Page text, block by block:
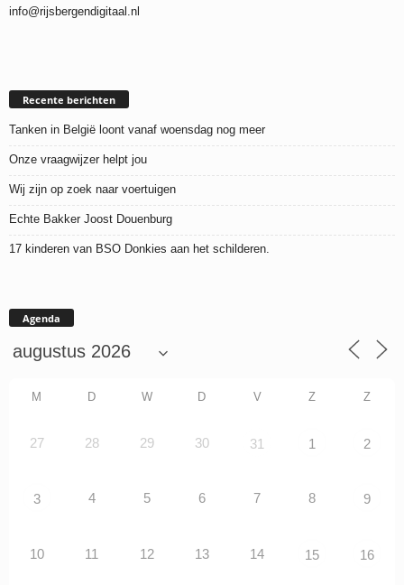
info@rijsbergendigitaal.nl
Recente berichten
Tanken in België loont vanaf woensdag nog meer
Onze vraagwijzer helpt jou
Wij zijn op zoek naar voertuigen
Echte Bakker Joost Douenburg
17 kinderen van BSO Donkies aan het schilderen.
Agenda
M D W D V Z Z
27 28 29 30 31 1 2
3 4 5 6 7 8 9
10 11 12 13 14 15 16